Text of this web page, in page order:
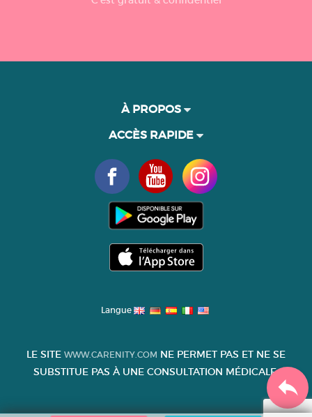
À PROPOS
ACCÈS RAPIDE
Langue
LE SITE WWW.CARENITY.COM NE PERMET PAS ET NE SE
SUBSTITUE PAS À UNE CONSULTATION MÉDICALE.